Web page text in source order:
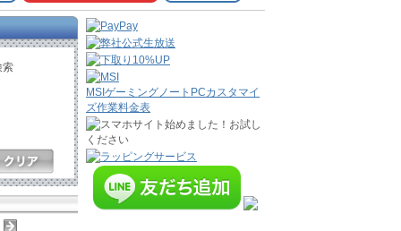
索
MSIゲーミングノートPCカスタマイ
ズ作業料金表